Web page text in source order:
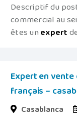
Descriptif du
commercial au
êtes unexpert
Expert en
français –
Casablanca